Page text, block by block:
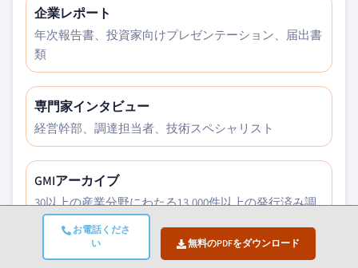
お電話くださ
い
無料のPDFをダウンロード
企業レポート
年次報告書、投資家向けプレゼンテーション、届出書
類
専門家インタビュー
経営幹部、調達担当者、技術スペシャリスト
GMIアーカイブ
30以上の産業分野にわたる13,000件以上の発行済み調
査